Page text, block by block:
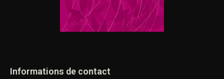
Informations de contact